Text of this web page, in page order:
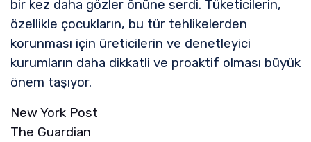
bir kez daha gözler önüne serdi. Tüketicilerin,
özellikle çocukların, bu tür tehlikelerden
korunması için üreticilerin ve denetleyici
kurumların daha dikkatli ve proaktif olması büyük
önem taşıyor.
New York Post
The Guardian